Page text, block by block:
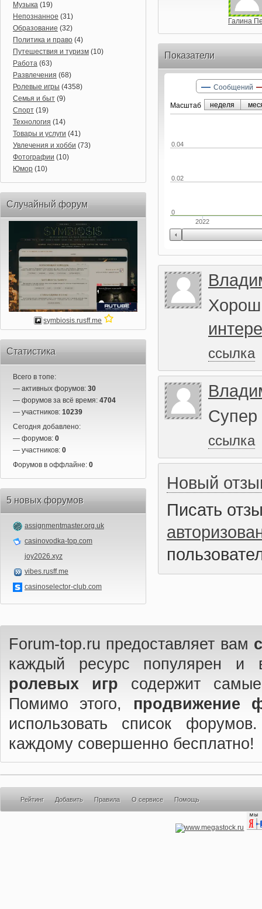
Музыка (19)
Непознанное (31)
Образование (32)
Политика и право (4)
Путешествия и туризм (10)
Работа (63)
Развлечения (68)
Ролевые игры (4358)
Семья и быт (9)
Спорт (19)
Технология (14)
Товары и услуги (41)
Увлечения и хобби (73)
Фотографии (10)
Юмор (10)
Случайный форум
symbiosis.rusff.me
Статистика
Всего в топе:
— активных форумов: 30
— форумов за всё время: 4704
— участников: 10239
Сегодня добавлено:
— форумов: 0
— участников: 0
Форумов в оффлайне: 0
5 новых форумов
assignmentmaster.org.uk
casinovodka-top.com
joy2026.xyz
vibes.rusff.me
casinoselector-club.com
Галина
Показатели
Маcштаб
2022
0
0.02
0.04
Сообщений
неделя
ссылка
ссылка
Новый
Писать
Forum-top.ru предоставляет вам
каждый ресурс популярен
ролевых игр содержит
Помимо этого, продвижение
использовать список
каждому совершенно бесплатно!
Рейтинг Добавить Правила О сервисе Помощь